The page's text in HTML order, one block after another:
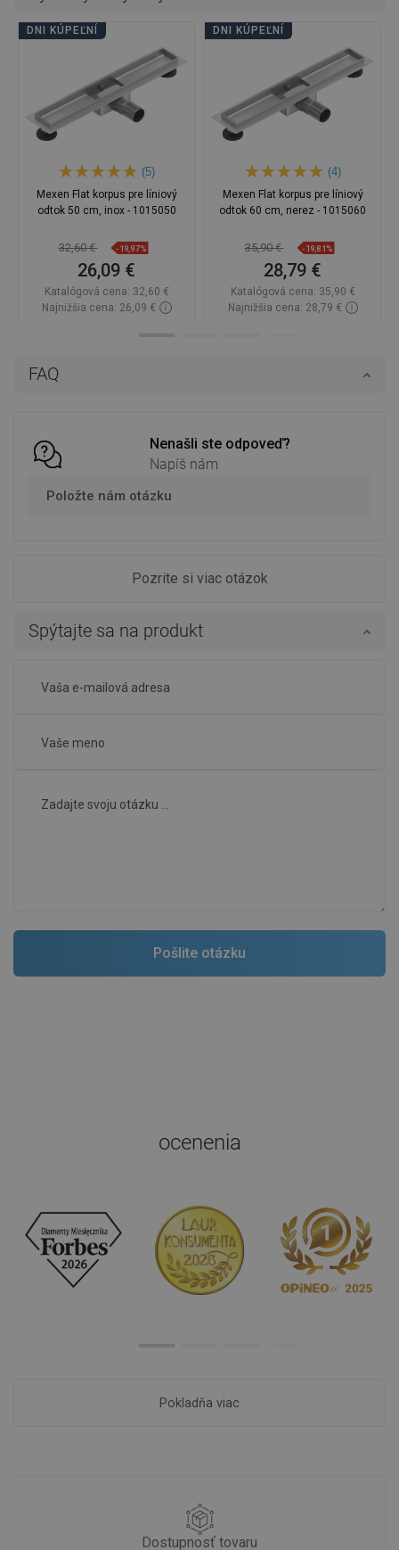
FAQ
Nenašli ste odpoveď?
Napíš nám
Položte nám otázku
Pozrite si viac otázok
Spýtajte sa na produkt
DNI KÚPEĽNÍ
(5)
Mexen Flat korpus pre líniový
odtok 50 cm, inox - 1015050
32,60 € -19,97%
26,09 €
Katalógová cena: 32,60 €
Najnižšia cena: 26,09 €
DNI KÚPEĽNÍ
(4)
Mexen Flat korpus pre líniový
odtok 60 cm, nerez - 1015060
35,90 € -19,81%
28,79 €
Katalógová cena: 35,90 €
Najnižšia cena: 28,79 €
ocenenia
Pokladňa viac
Dostupnosť tovaru